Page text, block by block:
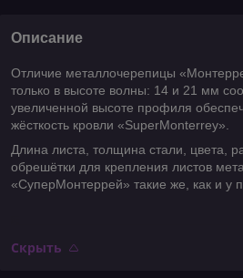
Описание
Отличие металлочерепицы
только в высоте волны: 14 и 21 мм
увеличенной высоте профиля
жёсткость кровли «SuperMonterrey».
Длина листа, толщина стали, цвета,
обрешётки для крепления листов
«СуперМонтеррей» такие же, как и у
Скрыть